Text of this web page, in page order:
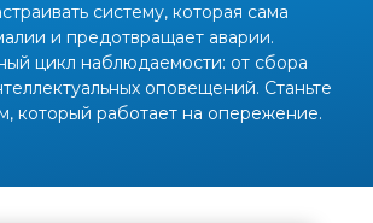
систему, которая сама
и предотвращает аварии.
цикл наблюдаемости: от сбора
оповещений. Станьте
который работает на опережение.